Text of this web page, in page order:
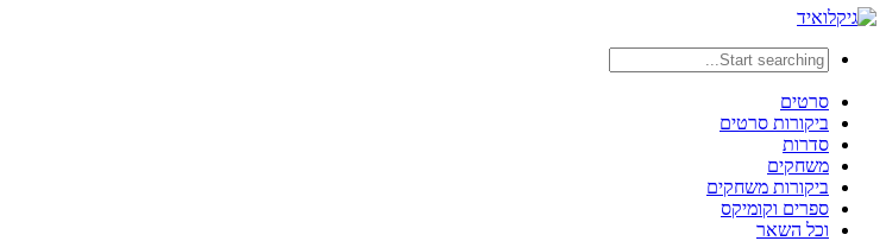
סרטים
ביקורות סרטים
סדרות
משחקים
ביקורות משחקים
ספרים וקומיקס
וכל השאר